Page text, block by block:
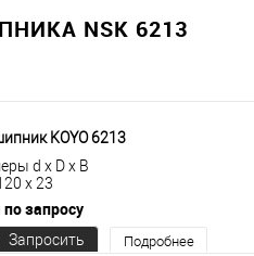
NSK 6213
KOYO 6213
d x D x B
x 23
запросу
Запросить
Подробнее